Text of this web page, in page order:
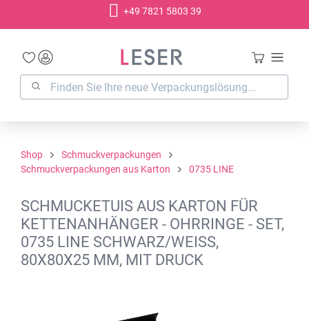
+49 7821 5803 39
Shop
Schmuckverpackungen
Schmuckverpackungen aus Karton
0735 LINE
SCHMUCKETUIS AUS KARTON FÜR
KETTENANHÄNGER - OHRRINGE - SET,
0735 LINE SCHWARZ/WEISS,
80X80X25 MM, MIT DRUCK